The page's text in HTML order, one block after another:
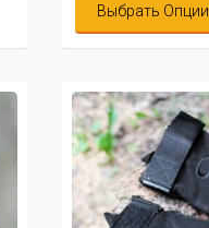
Выбрать Опции